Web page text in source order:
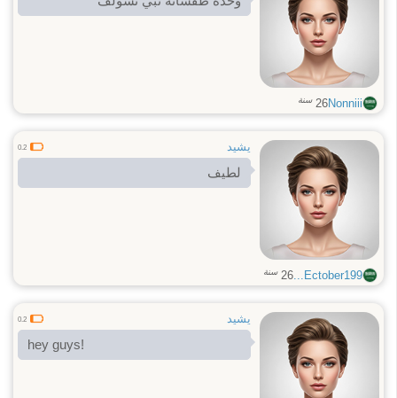
Nonniii
26 سنة
يشيد 0.2
لطيف
Ectober199...
26 سنة
يشيد 0.2
hey guys!